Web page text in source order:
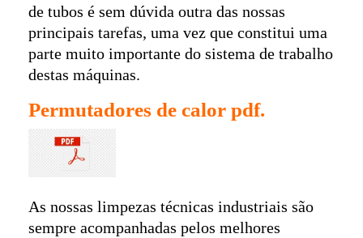
de tubos é sem dúvida outra das nossas
principais tarefas, uma vez que constitui uma
parte muito importante do sistema de trabalho
destas máquinas.
Permutadores de calor pdf.
As nossas limpezas técnicas industriais são
sempre acompanhadas pelos melhores